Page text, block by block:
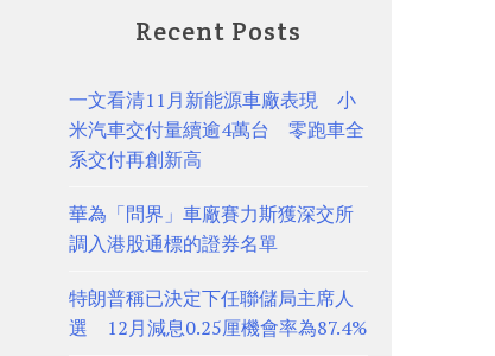
Recent Posts
一文看清11月新能源車廠表現 小
米汽車交付量續逾4萬台 零跑車全
系交付再創新高
華為「問界」車廠賽力斯獲深交所
調入港股通標的證券名單
特朗普稱已決定下任聯儲局主席人
選 12月減息0.25厘機會率為87.4%